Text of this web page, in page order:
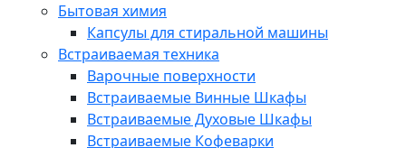
Бытовая химия
Капсулы для стиральной машины
Встраиваемая техника
Варочные поверхности
Встраиваемые Винные Шкафы
Встраиваемые Духовые Шкафы
Встраиваемые Кофеварки